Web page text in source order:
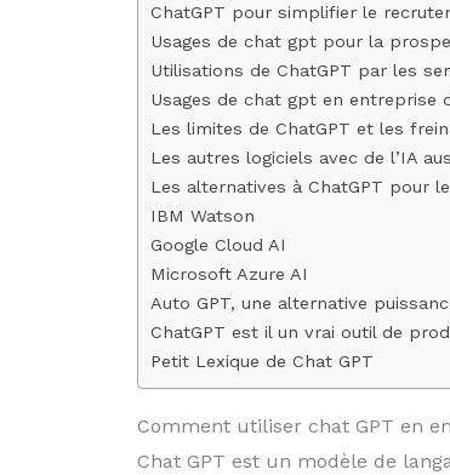
ChatGPT pour simplifier le
Usages de chat gpt pour la
Utilisations de ChatGPT par les
Usages de chat gpt en entreprise
Les limites de ChatGPT et les
Les autres logiciels avec de l’IA
Les alternatives à ChatGPT pour
IBM Watson
Google Cloud AI
Microsoft Azure AI
Auto GPT, une alternative
ChatGPT est il un vrai outil de
Petit Lexique de Chat GPT
Comment utiliser chat GPT en
Chat GPT est un modèle de